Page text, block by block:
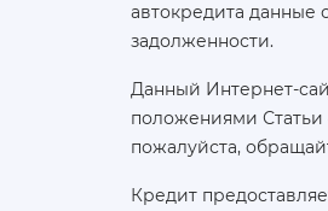
автокредита данные
задолженности.
Данный Интернет-
положениями Статьи
пожалуйста,
Кредит